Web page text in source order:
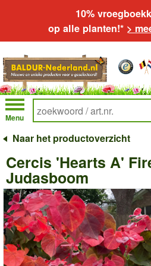
10%
op alle planten!* >
Menu
Naar het productoverzicht
Cercis 'Hearts A'
Judasboom